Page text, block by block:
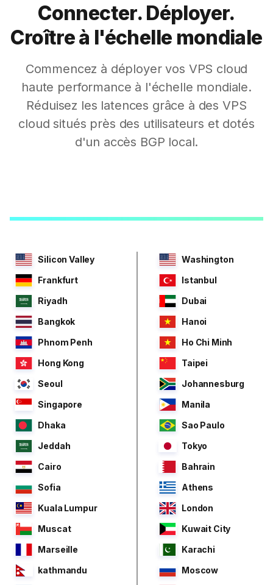
Connecter. Déployer.
Croître à l'échelle mondiale
Commencez à déployer vos VPS cloud
haute performance à l'échelle mondiale.
Réduisez les latences grâce à des VPS
cloud situés près des utilisateurs et dotés
d'un accès BGP local.
Silicon Valley
Washington
Frankfurt
Istanbul
Riyadh
Dubai
Bangkok
Hanoi
Phnom Penh
Ho Chi Minh
Hong Kong
Taipei
Seoul
Johannesburg
Singapore
Manila
Dhaka
Sao Paulo
Jeddah
Tokyo
Cairo
Bahrain
Sofia
Athens
Kuala Lumpur
London
Muscat
Kuwait City
Marseille
Karachi
kathmandu
Moscow